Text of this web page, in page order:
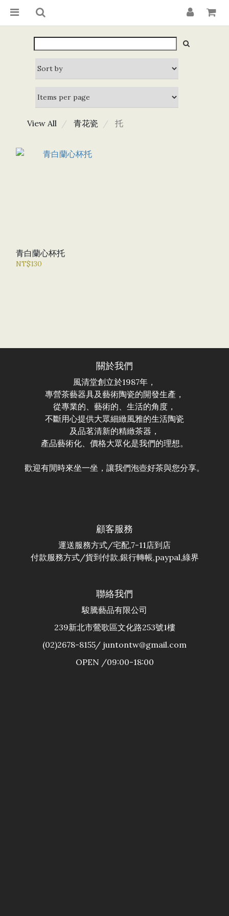
View All 青花瓷 托
青白蘭心杯托
NT$130
關於我們
風清堂創立於1987年，
專營茶藝器具及藝術陶瓷的開發生產，
從專業的、藝術的、生活的角度，
不斷用心提供大眾細緻風雅的生活陶瓷
及品茗清新的精緻茶器，
產品藝術化、價格大眾化是我們的理想。
歡迎有閒時來坐一坐，讓我們泡壺好茶與您分享。
顧客服務
運送服務方式/宅配,7-11店到店
付款服務方式/貨到付款,銀行轉帳,paypal,綠界
聯絡我們
駿騰藝品有限公司
239新北市鶯歌區文化路253號1樓
(02)2678-8155/ juntontw@gmail.com
OPEN /09:00-18:00